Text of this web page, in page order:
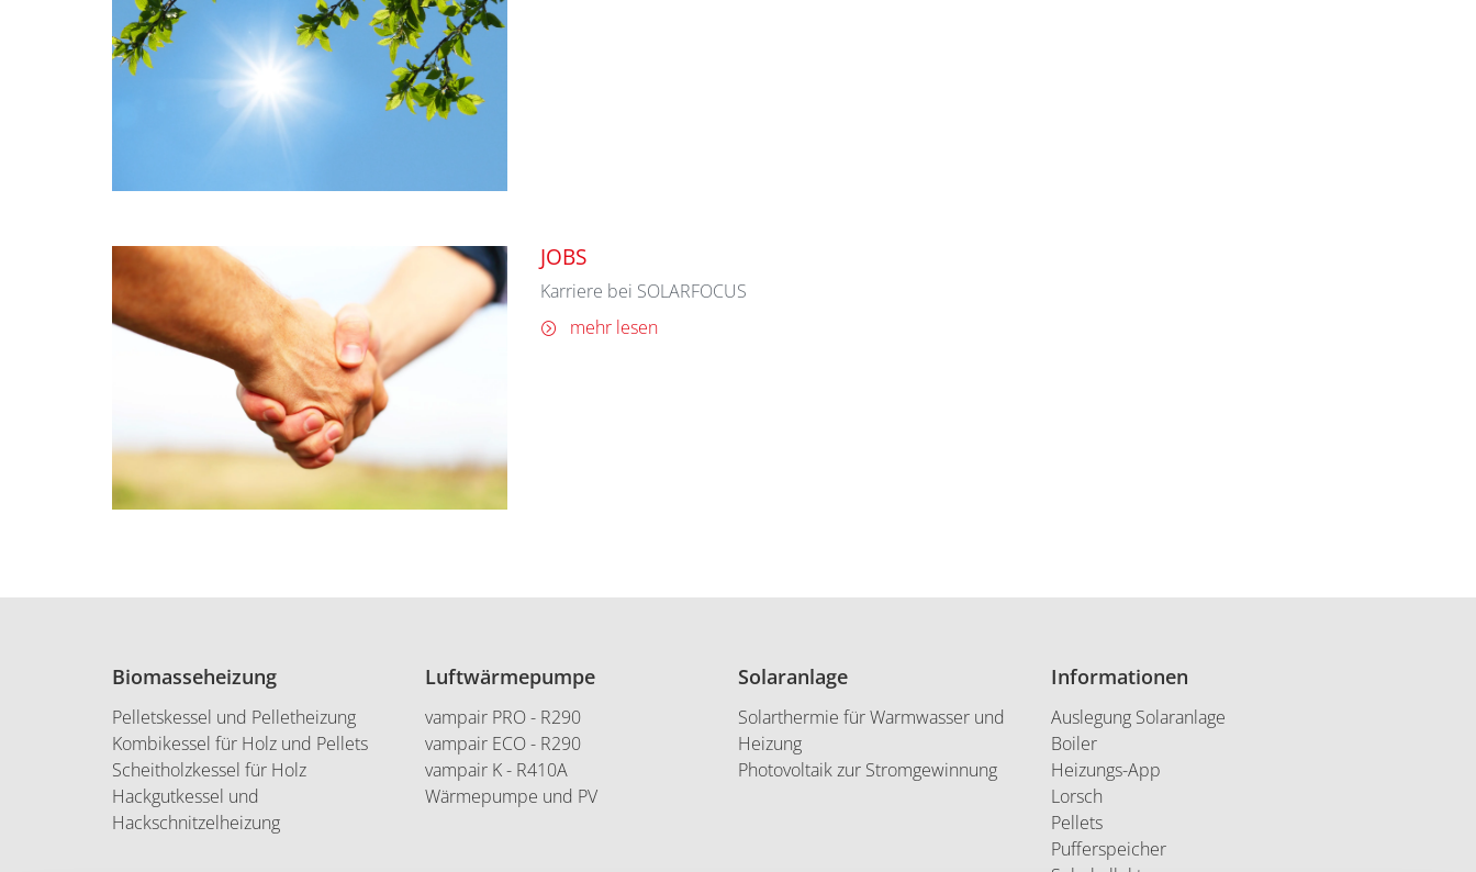
JOBS
Karriere bei SOLARFOCUS
mehr lesen
Biomasseheizung
Pelletskessel und Pelletheizung
Kombikessel für Holz und Pellets
Scheitholzkessel für Holz
Hackgutkessel und
Hackschnitzelheizung
Luftwärmepumpe
vampair PRO - R290
vampair ECO - R290
vampair K - R410A
Wärmepumpe und PV
Solaranlage
Solarthermie für Warmwasser und
Heizung
Photovoltaik zur Stromgewinnung
Informationen
Auslegung Solaranlage
Boiler
Heizungs-App
Lorsch
Pellets
Pufferspeicher